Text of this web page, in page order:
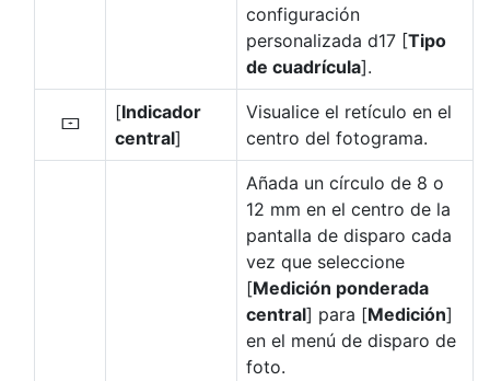
configuración
personalizada d17 [Tipo
de cuadrícula].
F
[Indicador
central]
Visualice el retículo en el
centro del fotograma.
Añada un círculo de 8 o
12 mm en el centro de la
pantalla de disparo cada
vez que seleccione
[Medición ponderada
central] para [Medición]
en el menú de disparo de
foto.